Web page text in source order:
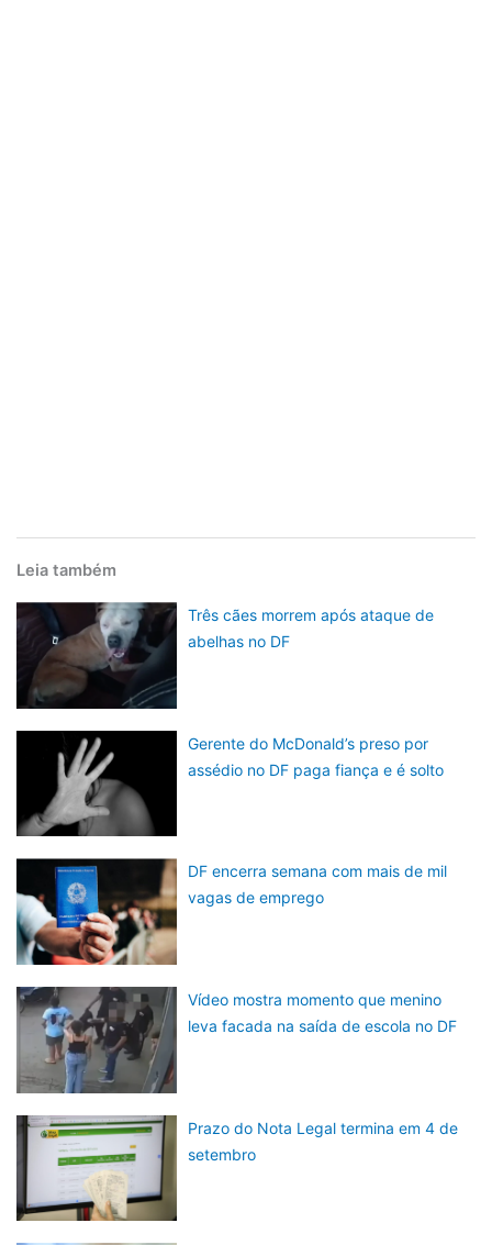
Leia também
Três cães morrem após ataque de
abelhas no DF
Gerente do McDonald’s preso por
assédio no DF paga fiança e é solto
DF encerra semana com mais de mil
vagas de emprego
Vídeo mostra momento que menino
leva facada na saída de escola no DF
Prazo do Nota Legal termina em 4 de
setembro